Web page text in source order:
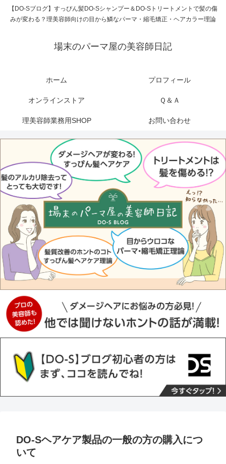
【DO-Sブログ】すっぴん髪DO-Sシャンプー＆DO-Sトリートメントで髪の傷
みが変わる？理美容師向けの目から鱗なパーマ・縮毛矯正・ヘアカラー理論
場末のパーマ屋の美容師日記
ホーム プロフィール
オンラインストア Ｑ＆Ａ
理美容師業務用SHOP お問い合わせ
DO-Sヘアケア製品の一般の方の購入につ
いて